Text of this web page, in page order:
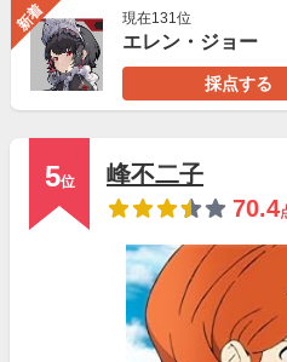
新着 現在131位
エレン・ジョー
採点する
5位
峰不二子
70.4